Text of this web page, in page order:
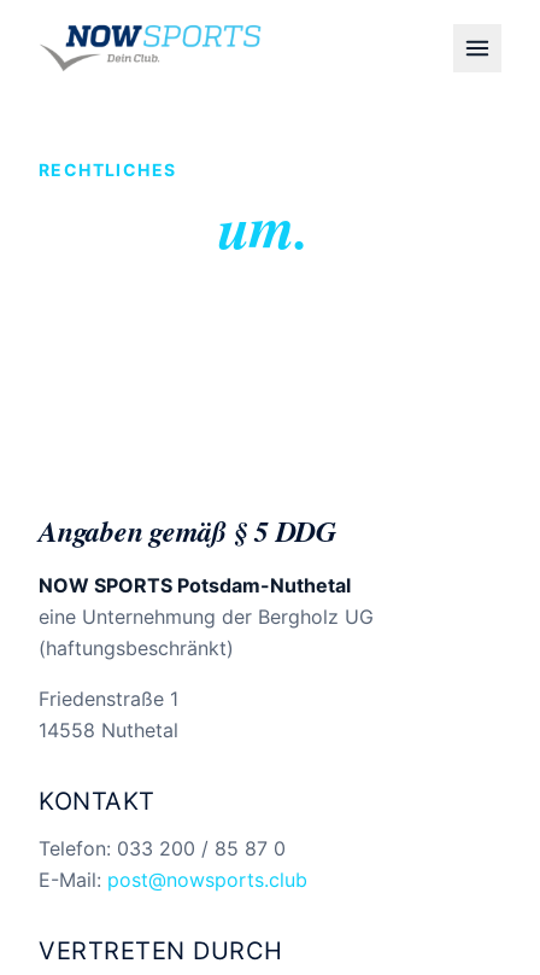
RECHTLICHES
um.
Angaben gemäß § 5 DDG
NOW SPORTS Potsdam-Nuthetal
eine Unternehmung der Bergholz UG
(haftungsbeschränkt)
Friedenstraße 1
14558 Nuthetal
KONTAKT
Telefon: 033 200 / 85 87 0
E-Mail: post@nowsports.club
VERTRETEN DURCH